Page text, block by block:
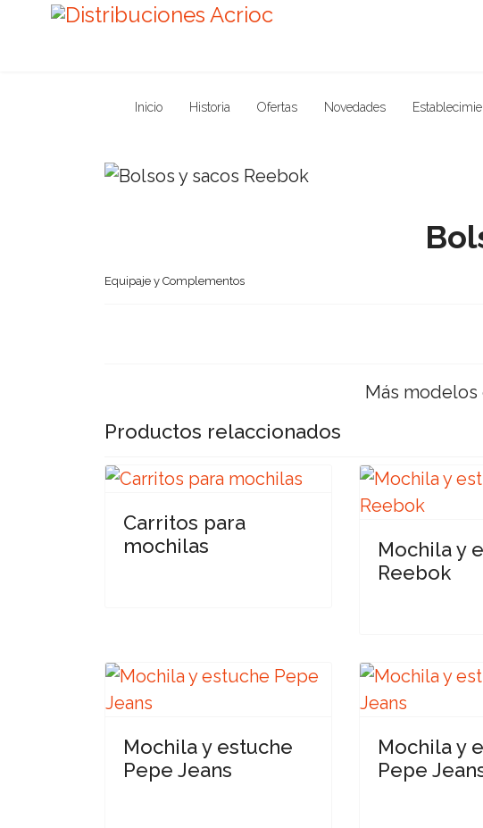
Inicio Historia Ofertas Novedades
Equipaje y Complementos
Más
Productos relaccionados
Carritos para
mochilas
Mochila y
Reebok
Mochila y estuche
Pepe Jeans
Mochila y
Pepe